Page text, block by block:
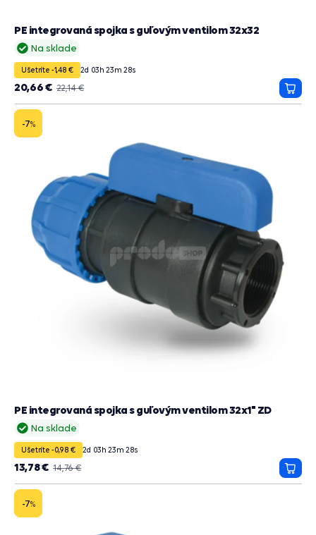
Na sklade
PE integrovaná spojka s guľovým ventilom 32x32
Ušetríte -1,48 € 2d 03h 23m 27s
22,14 €
20,66 €
do
-7%
Na sklade
PE integrovaná spojka s guľovým ventilom 32x1" ZD
Ušetríte -0,98 € 2d 03h 23m 27s
14,76 €
13,78 €
do
-7%